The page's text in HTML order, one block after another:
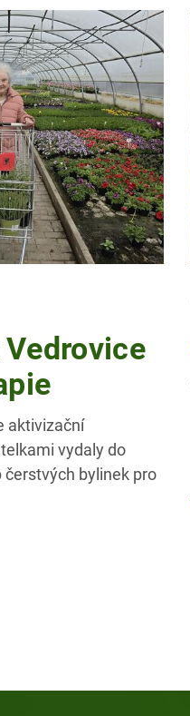
aktivizační
vydaly do
čerstvých bylinek pro